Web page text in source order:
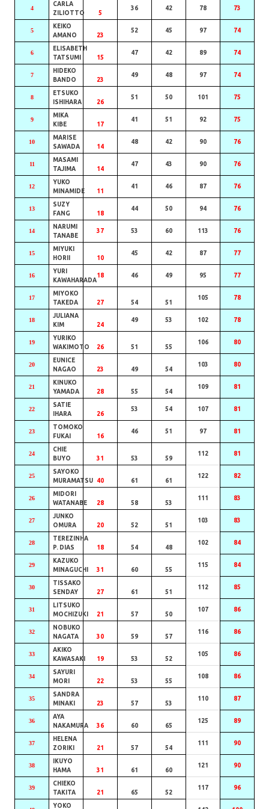
4
CARLA
ZILIOTTO
5
36 42 78 73
5
KEIKO
AMANO
23
52 45 97 74
6
ELISABETH
TATSUMI
15
47 42 89 74
7
HIDEKO
BANDO
23
49 48 97 74
8
ETSUKO
ISHIHARA
26
51 50 101 75
9
MIKA
KIBE
17
41 51 92 75
10
MARISE
SAWADA
14
48 42 90 76
11
MASAMI
TAJIMA
14
47 43 90 76
12
YUKO
MINAMIDE
11
41 46 87 76
13
SUZY
FANG
18
44 50 94 76
14
NARUMI
TANABE
37 53 60 113 76
15
MIYUKI
HORII
10
45 42 87 77
16
YURI
KAWAHARADA
18 46 49 95 77
17
MIYOKO
TAKEDA
27 54 51
105 78
18
JULIANA
KIM
24
49 53 102 78
19
YURIKO
WAKIMOTO
26 51 55
106 80
20
EUNICE
NAGAO
23 49 54
103 80
21
KINUKO
YAMADA
28 55 54
109 81
22
SATIE
IHARA
26
53 54 107 81
23
TOMOKO
FUKAI
16
46 51 97 81
24
CHIE
BUYO
31 53 59
112 81
25
SAYOKO
MURAMATSU
40 61 61
122 82
26
MIDORI
WATANABE
28 58 53
111 83
27
JUNKO
OMURA
20 52 51
103 83
28
TEREZINHA
P. DIAS
18 54 48
102 84
29
KAZUKO
MINAGUCHI
31 60 55
115 84
30
TISSAKO
SENDAY
27 61 51
112 85
31
LITSUKO
MOCHIZUKI
21 57 50
107 86
32
NOBUKO
NAGATA
30 59 57
116 86
33
AKIKO
KAWASAKI
19 53 52
105 86
34
SAYURI
MORI
22 53 55
108 86
35
SANDRA
MINAKI
23 57 53
110 87
36
AYA
NAKAMURA
36 60 65
125 89
37
HELENA
ZORIKI
21 57 54
111 90
38
IKUYO
HAMA
31 61 60
121 90
39
CHIEKO
TAKITA
21 65 52
117 96
YOKO